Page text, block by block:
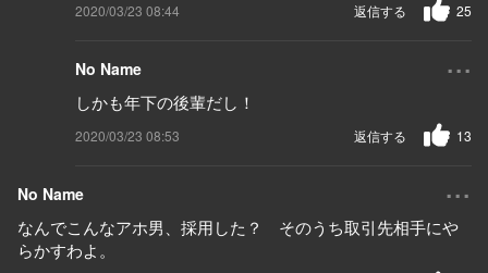
2020/03/23 08:44 25
返信する
No Name ...
しかも年下の後輩だし！
2020/03/23 08:53 13
返信する
No Name ...
なんでこんなアホ男、採用した？ そのうち取引先相手にや
らかすわよ。